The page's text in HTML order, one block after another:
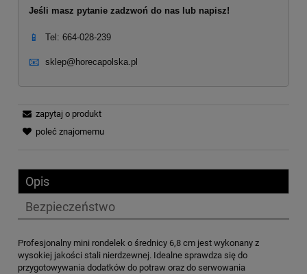
Jeśli masz pytanie zadzwoń do nas lub napisz!
📱 Tel: 664-028-239
📧 sklep@horecapolska.pl
zapytaj o produkt
poleć znajomemu
Opis
Bezpieczeństwo
Profesjonalny mini rondelek o średnicy 6,8 cm jest wykonany z
wysokiej jakości stali nierdzewnej. Idealne sprawdza się do
przygotowywania dodatków do potraw oraz do serwowania